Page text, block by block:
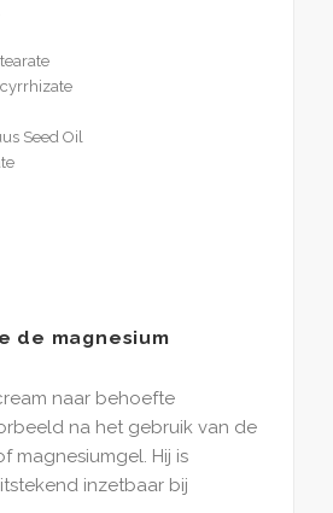
Seed Oil
de magnesium
naar behoefte
na het gebruik van de
magnesiumgel. Hij is
inzetbaar bij